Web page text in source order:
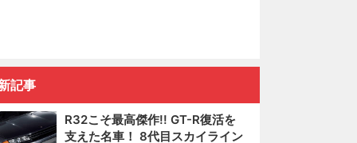
記事
R32こそ最高傑作!! GT-R復活を
支えた名車！ 8代目スカイライン